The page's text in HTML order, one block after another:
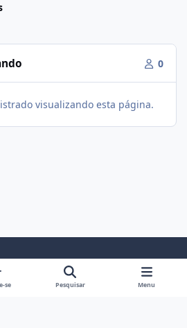
0
visualizando esta página.
i
se Pesquisar Menu